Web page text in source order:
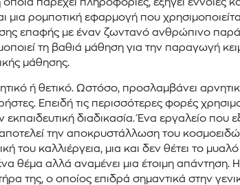
παρέχει πληροφορίες, εξηγεί έννοιες
μια ρομποτική εφαρμογή που
επαφής με έναν ζωντανό ανθρώπινο
τη βαθιά μάθηση για την παραγωγή
μάθησης.
ή θετικό. Ωστόσο, προσλαμβάνει
Επειδή τις περισσότερες φορές
διαδικασία. Ένα εργαλείο που
την αποκρυστάλλωση του
του καλλιέργεια, μια και δεν θέτει το
αλλά αναμένει μια έτοιμη απάντηση. Η
της, ο οποίος επιδρά σημαντικά στην